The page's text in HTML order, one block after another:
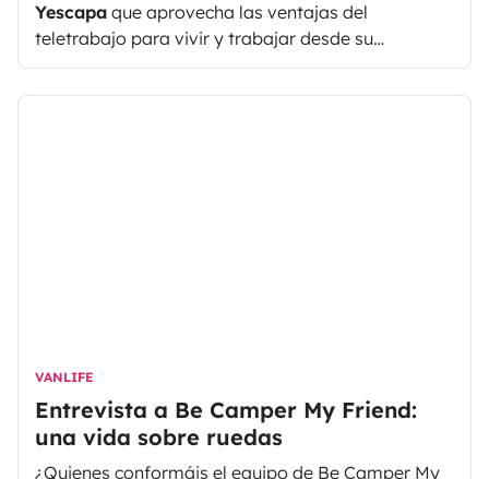
Yescapa que aprovecha las ventajas del
teletrabajo para vivir y trabajar desde su
autocaravana.
VANLIFE
Entrevista a Be Camper My Friend:
una vida sobre ruedas
¿Quienes conformáis el equipo de Be Camper My